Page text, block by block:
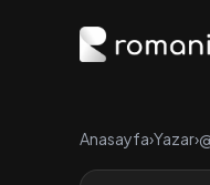
Anasayfa›Yazar›